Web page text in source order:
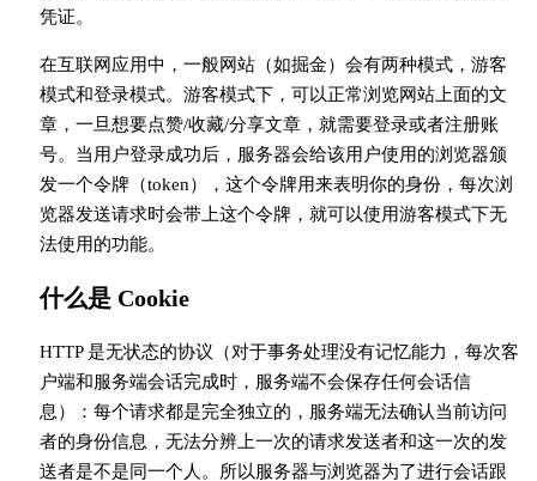
凭证。
在互联网应用中，一般网站（如掘金）会有两种模式，游客
模式和登录模式。游客模式下，可以正常浏览网站上面的文
章，一旦想要点赞/收藏/分享文章，就需要登录或者注册账
号。当用户登录成功后，服务器会给该用户使用的浏览器颁
发一个令牌（token），这个令牌用来表明你的身份，每次浏
览器发送请求时会带上这个令牌，就可以使用游客模式下无
法使用的功能。
什么是 Cookie
HTTP 是无状态的协议（对于事务处理没有记忆能力，每次客
户端和服务端会话完成时，服务端不会保存任何会话信
息）：每个请求都是完全独立的，服务端无法确认当前访问
者的身份信息，无法分辨上一次的请求发送者和这一次的发
送者是不是同一个人。所以服务器与浏览器为了进行会话跟